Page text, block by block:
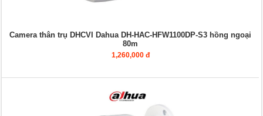
Camera thân trụ DHCVI Dahua DH-HAC-HFW1100DP-S3 hồng ngoại
80m
1,260,000 đ